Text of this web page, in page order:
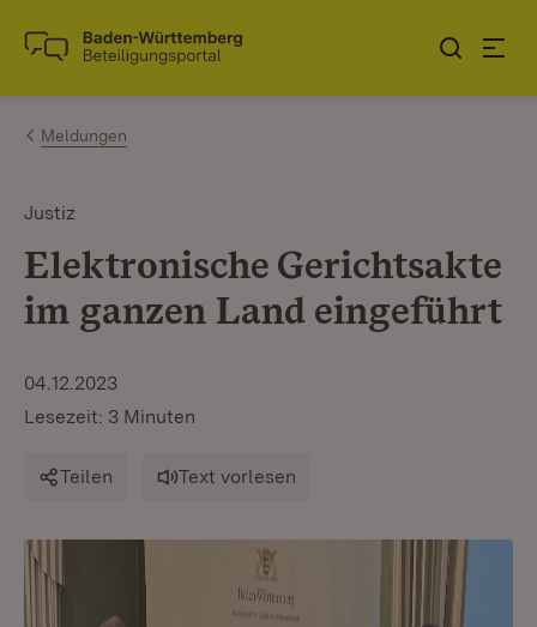
Zum Inhalt springen
Link zur Startseite
Meldungen
Justiz
Elektronische Gerichtsakte
im ganzen Land eingeführt
04.12.2023
Lesezeit: 3 Minuten
Teilen Text vorlesen